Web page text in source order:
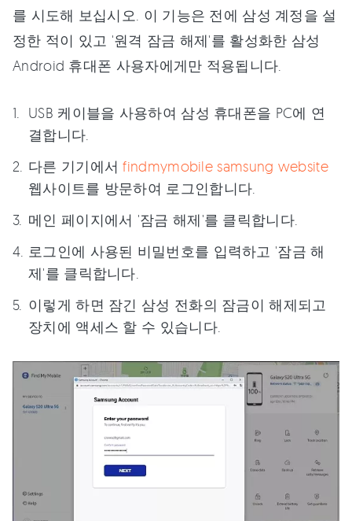
를 시도해 보십시오. 이 기능은 전에 삼성 계정을 설
정한 적이 있고 '원격 잠금 해제'를 활성화한 삼성
Android 휴대폰 사용자에게만 적용됩니다.
USB 케이블을 사용하여 삼성 휴대폰을 PC에 연
결합니다.
다른 기기에서findmymobile samsung website
웹사이트를 방문하여 로그인합니다.
메인 페이지에서 '잠금 해제'를 클릭합니다.
로그인에 사용된 비밀번호를 입력하고 '잠금 해
제'를 클릭합니다.
이렇게 하면 잠긴 삼성 전화의 잠금이 해제되고
장치에 액세스 할 수 있습니다.